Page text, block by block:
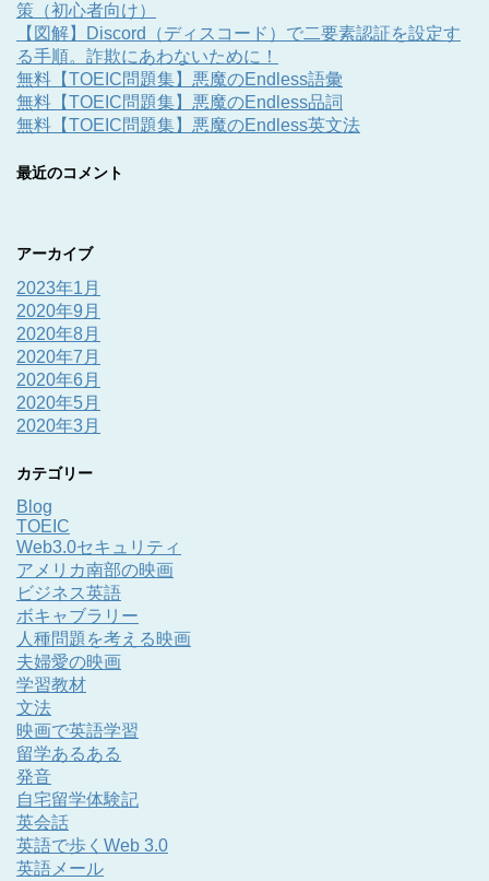
策（初心者向け）
【図解】Discord（ディスコード）で二要素認証を設定す
る手順。詐欺にあわないために！
無料【TOEIC問題集】悪魔のEndless語彙
無料【TOEIC問題集】悪魔のEndless品詞
無料【TOEIC問題集】悪魔のEndless英文法
最近のコメント
アーカイブ
2023年1月
2020年9月
2020年8月
2020年7月
2020年6月
2020年5月
2020年3月
カテゴリー
Blog
TOEIC
Web3.0セキュリティ
アメリカ南部の映画
ビジネス英語
ボキャブラリー
人種問題を考える映画
夫婦愛の映画
学習教材
文法
映画で英語学習
留学あるある
発音
自宅留学体験記
英会話
英語で歩くWeb 3.0
英語メール